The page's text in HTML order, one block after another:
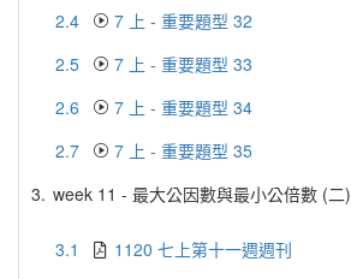
2.4
7 上 - 重要題型 32
2.5
7 上 - 重要題型 33
2.6
7 上 - 重要題型 34
2.7
7 上 - 重要題型 35
3. week 11 - 最大公因數與最小公倍數 (二)
3.1
1120 七上第十一週週刊